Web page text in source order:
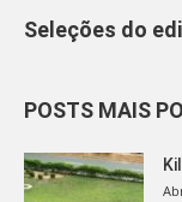
Seleções do
POSTS MAIS